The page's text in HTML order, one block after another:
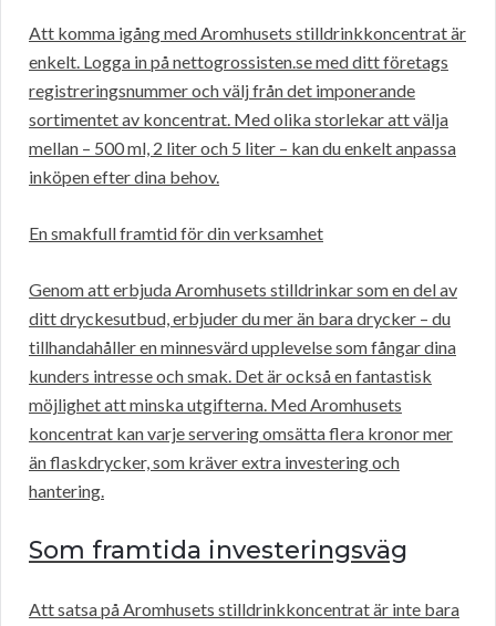
Att komma igång med Aromhusets stilldrinkkoncentrat är
enkelt. Logga in på nettogrossisten.se med ditt företags
registreringsnummer och välj från det imponerande
sortimentet av koncentrat. Med olika storlekar att välja
mellan – 500 ml, 2 liter och 5 liter – kan du enkelt anpassa
inköpen efter dina behov.
En smakfull framtid för din verksamhet
Genom att erbjuda Aromhusets stilldrinkar som en del av
ditt dryckesutbud, erbjuder du mer än bara drycker – du
tillhandahåller en minnesvärd upplevelse som fångar dina
kunders intresse och smak. Det är också en fantastisk
möjlighet att minska utgifterna. Med Aromhusets
koncentrat kan varje servering omsätta flera kronor mer
än flaskdrycker, som kräver extra investering och
hantering.
Som framtida investeringsväg
Att satsa på Aromhusets stilldrinkkoncentrat är inte bara